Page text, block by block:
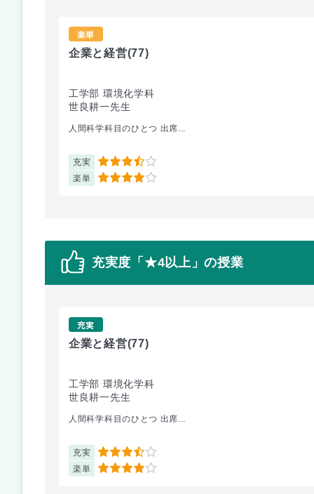
楽単
企業と経営(77)
工学部 環境化学科
世良耕一先生
人間科学科目のひとつ 出席...
充実 3.5
楽単 4
充実度「★4以上」の授業
充実
企業と経営(77)
工学部 環境化学科
世良耕一先生
人間科学科目のひとつ 出席...
充実 3.5
楽単 4